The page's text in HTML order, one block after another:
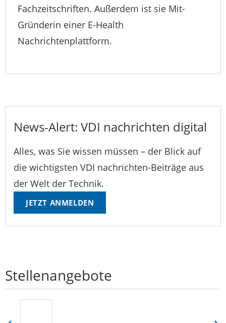
Fachzeitschriften. Außerdem ist sie Mit-
Gründerin einer E-Health
Nachrichtenplattform.
News-Alert: VDI nachrichten digital
Alles, was Sie wissen müssen – der Blick auf
die wichtigsten VDI nachrichten-Beiträge aus
der Welt der Technik.
JETZT ANMELDEN
Stellenangebote